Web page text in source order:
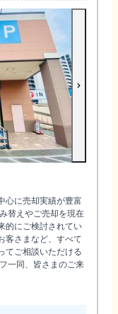
心に売却実績が豊富
替えやご売却を現在
的にご検討されてい
客さまなど、すべて
てご相談いただける
一同、皆さまのご来